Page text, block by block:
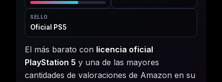
SELLO
Oficial PS5
El más barato con licencia oficial
PlayStation 5 y una de las mayores
cantidades de valoraciones de Amazon en su